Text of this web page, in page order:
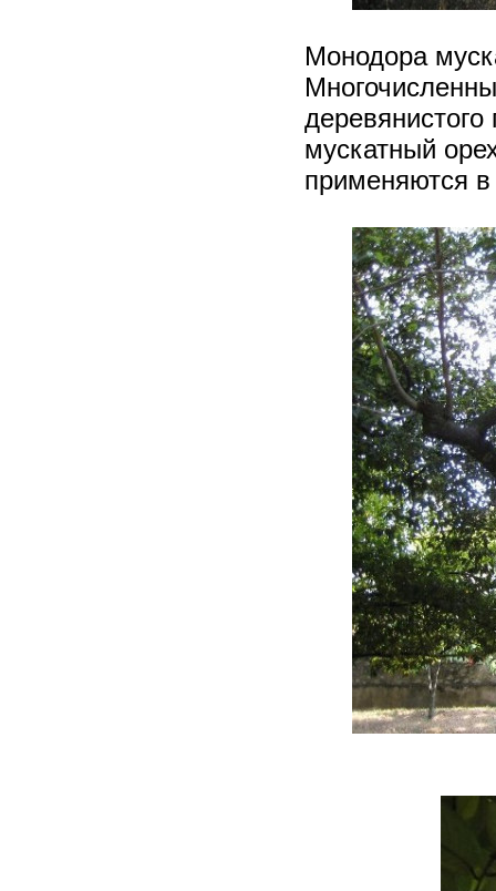
Монодора
мускатный
применяются